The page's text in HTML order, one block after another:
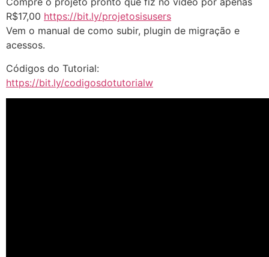
R$17,00 https://bit.ly/projetosisusers
Vem o manual de como subir, plugin de migração e
acessos.
Códigos do Tutorial:
https://bit.ly/codigosdotutorialw